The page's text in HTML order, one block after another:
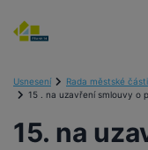
Usnesení Rada městské
15 . na uzavření smlouvy o
15. na